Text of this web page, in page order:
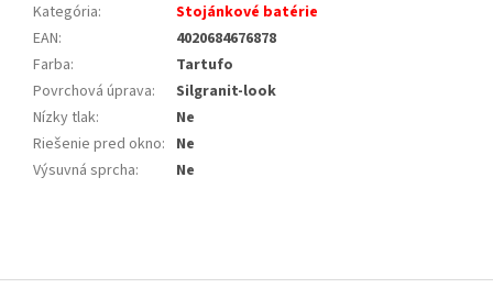
Kategória:
Stojánkové batérie
EAN:
4020684676878
Farba:
Tartufo
Povrchová úprava:
Silgranit-look
Nízky tlak:
Ne
Riešenie pred okno: Ne
Výsuvná sprcha: Ne
á